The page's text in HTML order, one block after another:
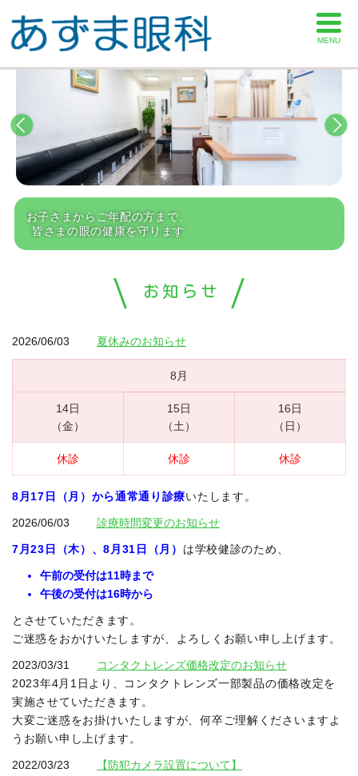
MENU
お子さまからご年配の方まで、
皆さまの眼の健康を守ります
お知らせ
2026/06/03 夏休みのお知らせ
8月
14日
（金）
15日
（土）
16日
（日）
休診 休診 休診
8月17日（月）から通常通り診療いたします。
2026/06/03 診療時間変更のお知らせ
7月23日（木）、8月31日（月） は学校健診のため、
午前の受付は11時まで
午後の受付は16時から
とさせていただきます。
ご迷惑をおかけいたしますが、よろしくお願い申し上げます。
2023/03/31
コンタクトレンズ価格改定のお知らせ
2023年4月1日より、コンタクトレンズ一部製品の価格改定を
実施させていただきます。
大変ご迷惑をお掛けいたしますが、何卒ご理解くださいますよ
うお願い申し上げます。
2022/03/23
【防犯カメラ設置について】